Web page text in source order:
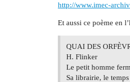
http://www.imec-
Et aussi ce poème en
QUAI DES
H. Flinker
Le petit homme
Sa librairie, le